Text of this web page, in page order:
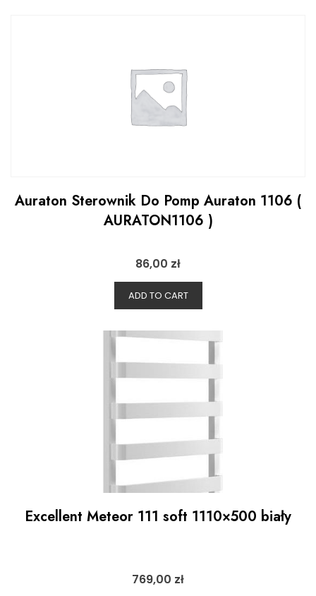
Auraton Sterownik Do Pomp Auraton 1106 (
AURATON1106 )
86,00 zł
ADD TO CART
Excellent Meteor 111 soft 1110×500 biały
769,00 zł